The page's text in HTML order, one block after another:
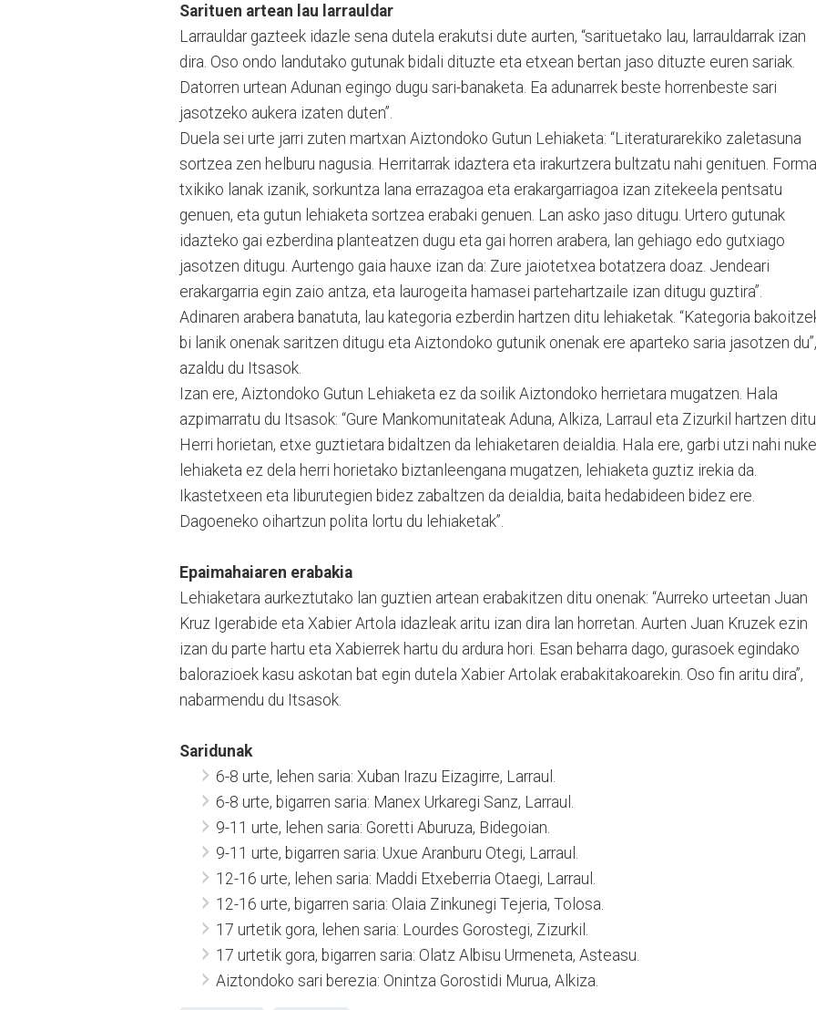
Sarituen artean lau larrauldar
Larrauldar gazteek idazle sena dutela erakutsi dute aurten, “sarituetako lau, larrauldarrak izan
dira. Oso ondo landutako gutunak bidali dituzte eta etxean bertan jaso dituzte euren sariak.
Datorren urtean Adunan egingo dugu sari-banaketa. Ea adunarrek beste horrenbeste sari
jasotzeko aukera izaten duten”.
Duela sei urte jarri zuten martxan Aiztondoko Gutun Lehiaketa: “Literaturarekiko zaletasuna
sortzea zen helburu nagusia. Herritarrak idaztera eta irakurtzera bultzatu nahi genituen.
txikiko lanak izanik, sorkuntza lana errazagoa eta erakargarriagoa izan zitekeela pentsatu
genuen, eta gutun lehiaketa sortzea erabaki genuen. Lan asko jaso ditugu. Urtero gutunak
idazteko gai ezberdina planteatzen dugu eta gai horren arabera, lan gehiago edo gutxiago
jasotzen ditugu. Aurtengo gaia hauxe izan da: Zure jaiotetxea botatzera doaz. Jendeari
erakargarria egin zaio antza, eta laurogeita hamasei partehartzaile izan ditugu guztira”.
Adinaren arabera banatuta, lau kategoria ezberdin hartzen ditu lehiaketak. “Kategoria
bi lanik onenak saritzen ditugu eta Aiztondoko gutunik onenak ere aparteko saria jasotzen du”,
azaldu du Itsasok.
Izan ere, Aiztondoko Gutun Lehiaketa ez da soilik Aiztondoko herrietara mugatzen. Hala
azpimarratu du Itsasok: “Gure Mankomunitateak Aduna, Alkiza, Larraul eta Zizurkil hartzen ditu.
Herri horietan, etxe guztietara bidaltzen da lehiaketaren deialdia. Hala ere, garbi utzi nahi nuke
lehiaketa ez dela herri horietako biztanleengana mugatzen, lehiaketa guztiz irekia da.
Ikastetxeen eta liburutegien bidez zabaltzen da deialdia, baita hedabideen bidez ere.
Dagoeneko oihartzun polita lortu du lehiaketak”.
Epaimahaiaren erabakia
Lehiaketara aurkeztutako lan guztien artean erabakitzen ditu onenak: “Aurreko urteetan Juan
Kruz Igerabide eta Xabier Artola idazleak aritu izan dira lan horretan. Aurten Juan Kruzek ezin
izan du parte hartu eta Xabierrek hartu du ardura hori. Esan beharra dago, gurasoek egindako
balorazioek kasu askotan bat egin dutela Xabier Artolak erabakitakoarekin. Oso fin aritu dira”,
nabarmendu du Itsasok.
Saridunak
6-8 urte, lehen saria: Xuban Irazu Eizagirre, Larraul.
6-8 urte, bigarren saria: Manex Urkaregi Sanz, Larraul.
9-11 urte, lehen saria: Goretti Aburuza, Bidegoian.
9-11 urte, bigarren saria: Uxue Aranburu Otegi, Larraul.
12-16 urte, lehen saria: Maddi Etxeberria Otaegi, Larraul.
12-16 urte, bigarren saria: Olaia Zinkunegi Tejeria, Tolosa.
17 urtetik gora, lehen saria: Lourdes Gorostegi, Zizurkil.
17 urtetik gora, bigarren saria: Olatz Albisu Urmeneta, Asteasu.
Aiztondoko sari berezia: Onintza Gorostidi Murua, Alkiza.